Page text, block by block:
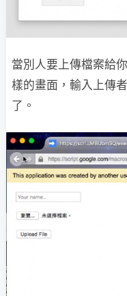
當別人要上傳檔案給
樣的畫面，輸入上傳
了。